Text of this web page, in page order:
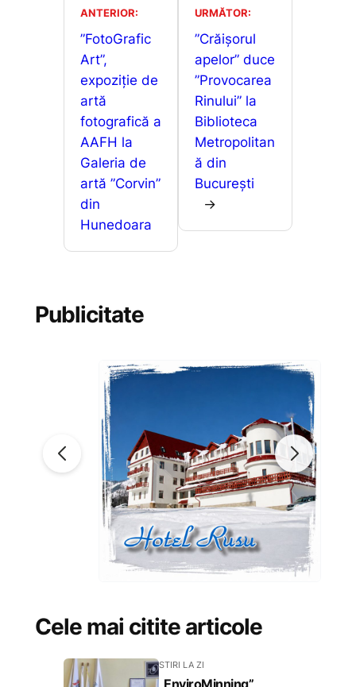
o
o
k
p
p
n
g
er
a
z
ă
ANTERIOR:
”FotoGrafic
Art”,
expoziție de
artă
fotografică a
AAFH la
Galeria de
artă ”Corvin”
din
Hunedoara
URMĂTOR:
”Crăișorul
apelor” duce
”Provocarea
Rinului” la
Biblioteca
Metropolitan
ă din
București
→
Publicitate
Cele mai citite articole
STIRI LA ZI